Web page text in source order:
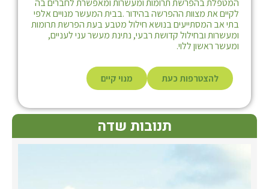
המטפלת בהפרשת תרומות ומעשרות ומאפשרת לחברים בה
לקיים את מצוות ההפרשה בהידור .בבית המעשר מנויים אלפי
בתי אב המסתייעים בנושא חילול מטבע בעת הפרשת תרומות
ומעשרות ובחילול קדושת רבעי, נתינת מעשר עני לעניים,
ומעשר ראשון ללוי.
להצטרפות כעת מנוי קיים
תנובות שדה